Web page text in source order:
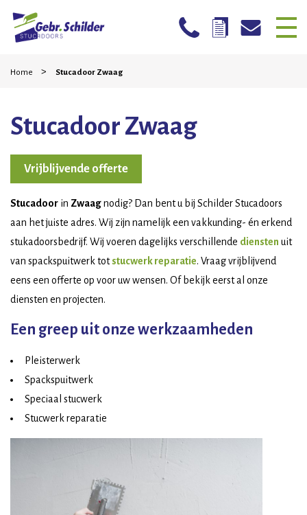
Home
Particulieren
Mogelijkheden
Werkwijze
Projecten
Contact
Home > Stucadoor Zwaag
Stucadoor Zwaag
Vrijblijvende offerte
Stucadoor in Zwaagnodig? Dan bent u bij Schilder Stucadoors
aan het juiste adres. Wij zijn namelijk een vakkunding- én erkend
stukadoorsbedrijf. Wij voeren dagelijks verschillende diensten uit
van spackspuitwerk totstucwerk reparatie. Vraag vrijblijvend
eens een offerte op voor uw wensen. Of bekijk eerst al onze
diensten en projecten.
Een greep uit onze werkzaamheden
Pleisterwerk
Spackspuitwerk
Speciaal stucwerk
Stucwerk reparatie